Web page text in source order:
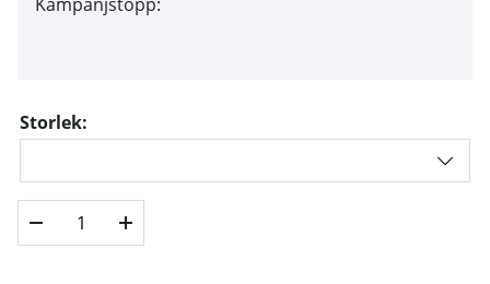
Storlek: